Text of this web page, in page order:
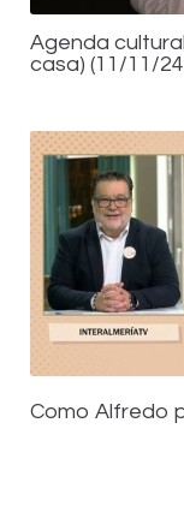
Agenda
casa) (11/11/
Como Alfredo